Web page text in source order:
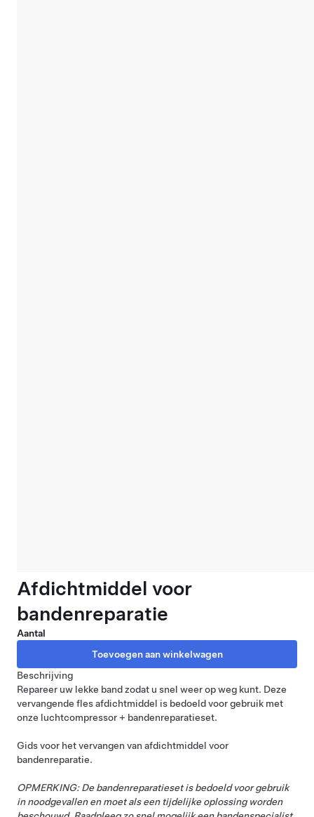
Afdichtmiddel voor
bandenreparatie
Aantal
Beschrijving
Repareer uw lekke band zodat u snel weer op weg kunt. Deze
vervangende fles afdichtmiddel is bedoeld voor gebruik met
onze luchtcompressor + bandenreparatieset.
Gids voor het vervangen van afdichtmiddel voor
bandenreparatie.
OPMERKING: De bandenreparatieset is bedoeld voor gebruik
in noodgevallen en moet als een tijdelijke oplossing worden